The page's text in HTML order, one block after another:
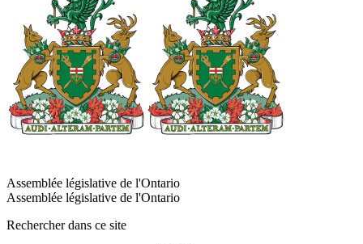
Assemblée législative de l'Ontario
Assemblée législative de l'Ontario
Rechercher dans ce site